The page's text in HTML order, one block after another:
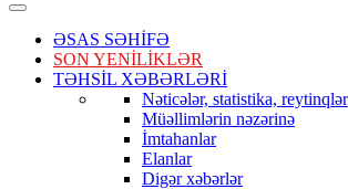
ƏSAS SƏHİFƏ
SON YENİLİKLƏR
TƏHSİL XƏBƏRLƏRİ
Nəticələr, statistika, reytinqlər
Müəllimlərin nəzərinə
İmtahanlar
Elanlar
Digər xəbərlər